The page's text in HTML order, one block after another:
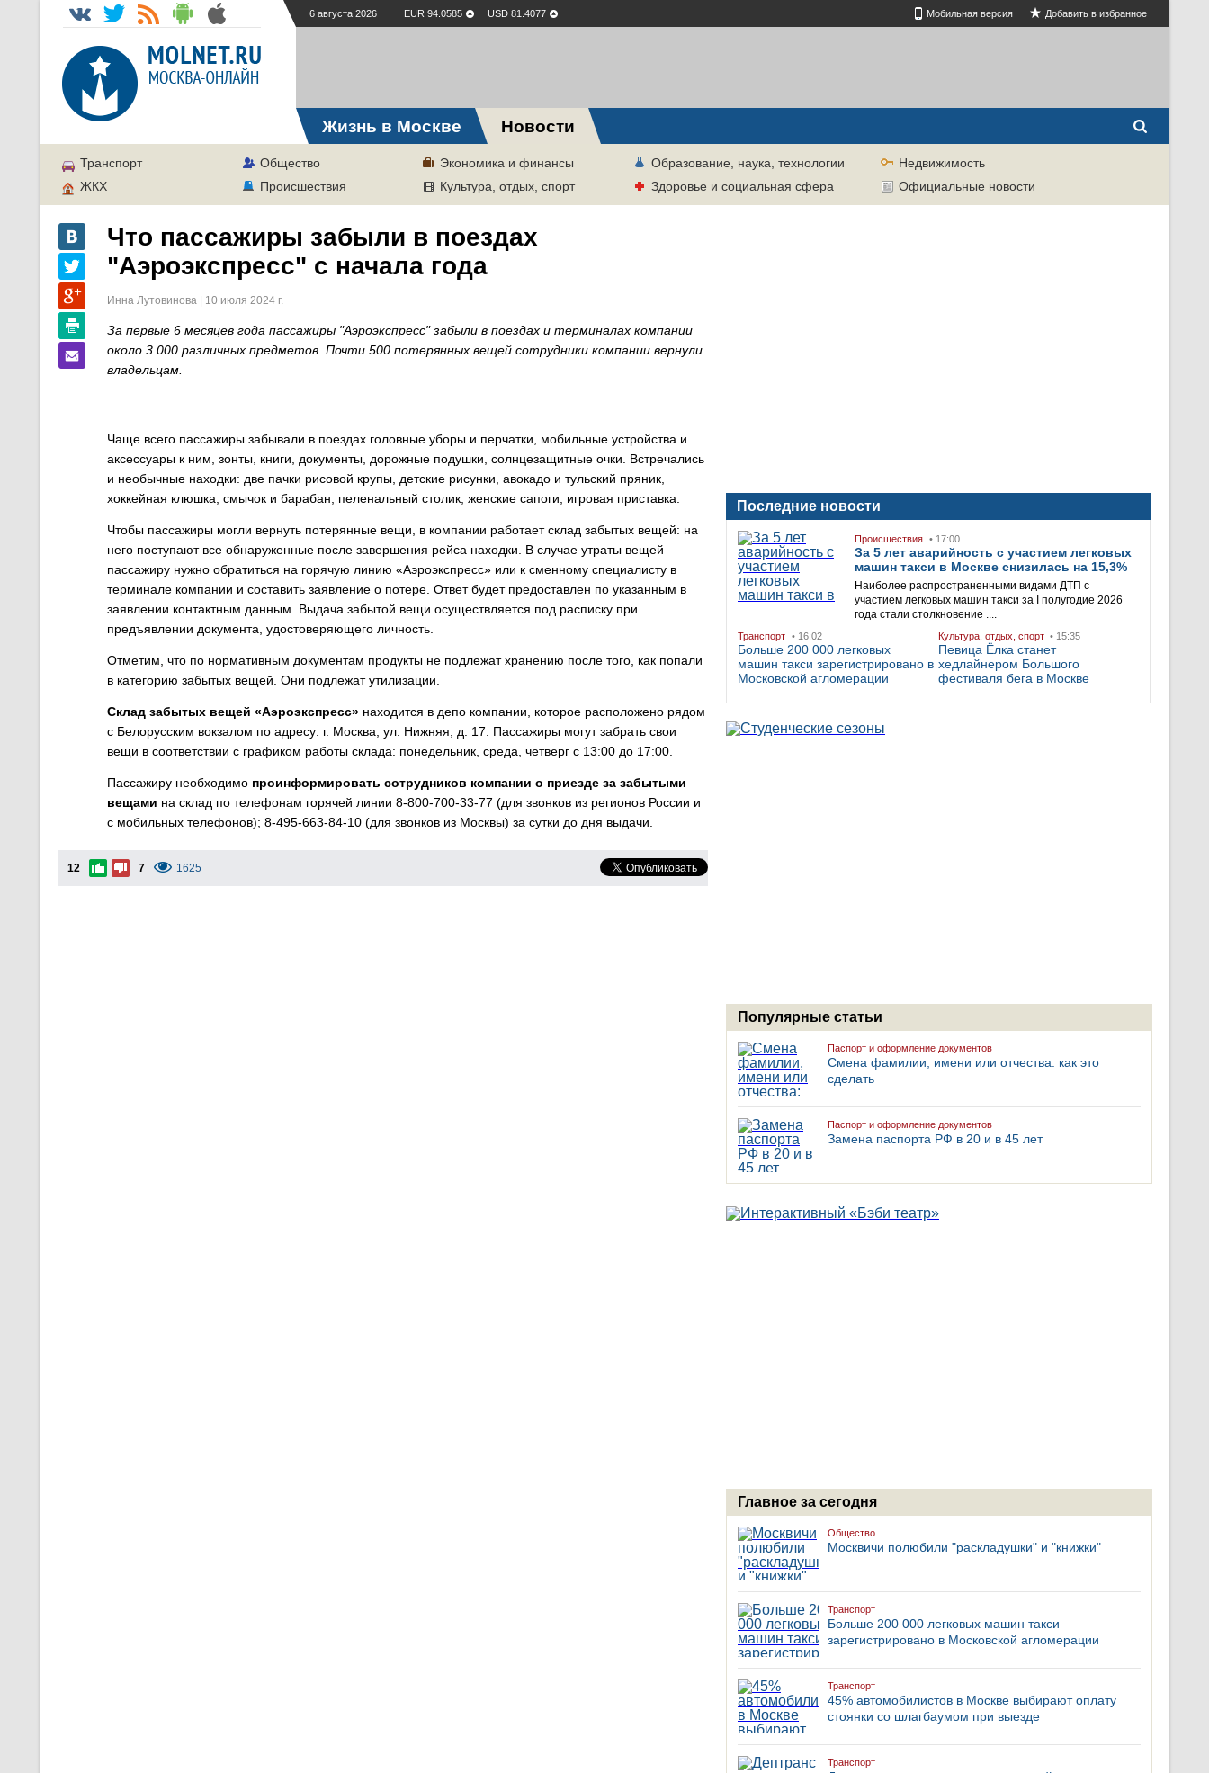
6 августа 2026 EUR 94.0585 USD 81.4077 Мобильная версия Добавить в избранное
Жизнь в Москве Новости
Транспорт Общество Экономика и финансы Образование, наука, технологии
Недвижимость
ЖКХ
Происшествия Культура, отдых, спорт Здоровье и социальная сфера Официальные новости
Что пассажиры забыли в поездах
"Аэроэкспресс" с начала года
Инна Лутовинова | 10 июля 2024 г.
За первые 6 месяцев года пассажиры "Аэроэкспресс" забыли в поездах и терминалах компании
около 3 000 различных предметов. Почти 500 потерянных вещей сотрудники компании вернули
владельцам.
Чаще всего пассажиры забывали в поездах головные уборы и перчатки, мобильные устройства и
аксессуары к ним, зонты, книги, документы, дорожные подушки, солнцезащитные очки. Встречались
и необычные находки: две пачки рисовой крупы, детские рисунки, авокадо и тульский пряник,
хоккейная клюшка, смычок и барабан, пеленальный столик, женские сапоги, игровая приставка.
Чтобы пассажиры могли вернуть потерянные вещи, в компании работает склад забытых вещей: на
него поступают все обнаруженные после завершения рейса находки. В случае утраты вещей
пассажиру нужно обратиться на горячую линию «Аэроэкспресс» или к сменному специалисту в
терминале компании и составить заявление о потере. Ответ будет предоставлен по указанным в
заявлении контактным данным. Выдача забытой вещи осуществляется под расписку при
предъявлении документа, удостоверяющего личность.
Отметим, что по нормативным документам продукты не подлежат хранению после того, как попали
в категорию забытых вещей. Они подлежат утилизации.
Склад забытых вещей «Аэроэкспресс» находится в депо компании, которое расположено рядом
с Белорусским вокзалом по адресу: г. Москва, ул. Нижняя, д. 17. Пассажиры могут забрать свои
вещи в соответствии с графиком работы склада: понедельник, среда, четверг с 13:00 до 17:00.
Пассажиру необходимо проинформировать сотрудников компании о приезде за забытыми
вещами на склад по телефонам горячей линии 8-800-700-33-77 (для звонков из регионов России и
с мобильных телефонов); 8-495-663-84-10 (для звонков из Москвы) за сутки до дня выдачи.
12 7 1625
Последние новости
Происшествия • 17:00
За 5 лет аварийность с участием легковых
машин такси в Москве снизилась на 15,3%
Наиболее распространенными видами ДТП с
участием легковых машин такси за I полугодие 2026
года стали столкновение ....
Транспорт • 16:02
Больше 200 000 легковых
машин такси зарегистрировано в
Московской агломерации
Культура, отдых, спорт • 15:35
Певица Ёлка станет
хедлайнером Большого
фестиваля бега в Москве
Популярные статьи
Паспорт и оформление документов
Смена фамилии, имени или отчества: как это
сделать
Паспорт и оформление документов
Замена паспорта РФ в 20 и в 45 лет
Главное за сегодня
Общество
Москвичи полюбили "раскладушки" и "книжки"
Транспорт
Больше 200 000 легковых машин такси
зарегистрировано в Московской агломерации
Транспорт
45% автомобилистов в Москве выбирают оплату
стоянки со шлагбаумом при выезде
Транспорт